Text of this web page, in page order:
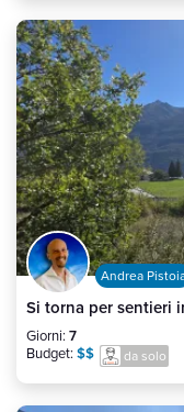
Andrea
Si torna per sentieri
Giorni: 7
Budget: $$ da solo